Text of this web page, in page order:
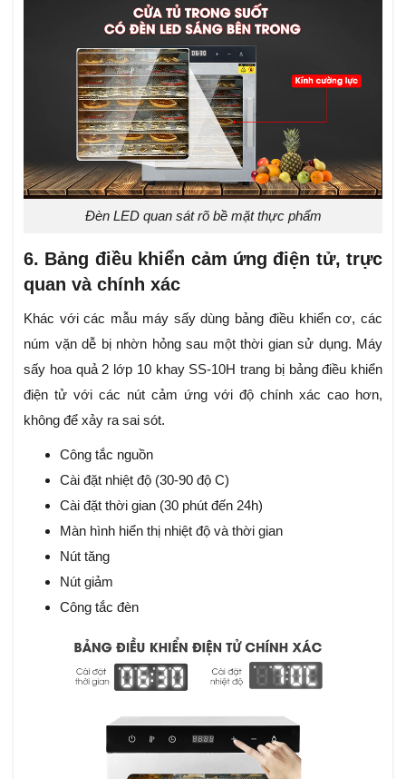
Đèn LED quan sát rõ bề mặt thực phẩm
6. Bảng điều khiển cảm ứng điện tử, trực
quan và chính xác
Khác với các mẫu máy sấy dùng bảng điều khiển cơ, các
núm vặn dễ bị nhờn hỏng sau một thời gian sử dụng. Máy
sấy hoa quả 2 lớp 10 khay SS-10H trang bị bảng điều khiển
điện tử với các nút cảm ứng với độ chính xác cao hơn,
không để xảy ra sai sót.
Công tắc nguồn
Cài đặt nhiệt độ (30-90 độ C)
Cài đặt thời gian (30 phút đến 24h)
Màn hình hiển thị nhiệt độ và thời gian
Nút tăng
Nút giảm
Công tắc đèn